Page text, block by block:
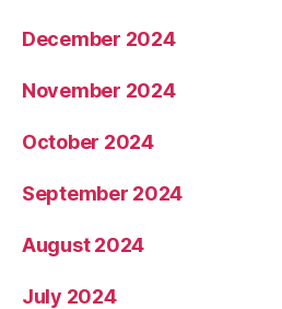
December 2024
November 2024
October 2024
September 2024
August 2024
July 2024